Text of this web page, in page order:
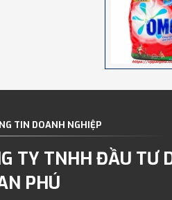
TIN DOANH NGHIỆP
TY TNHH ĐẦU TƯ
PHÚ